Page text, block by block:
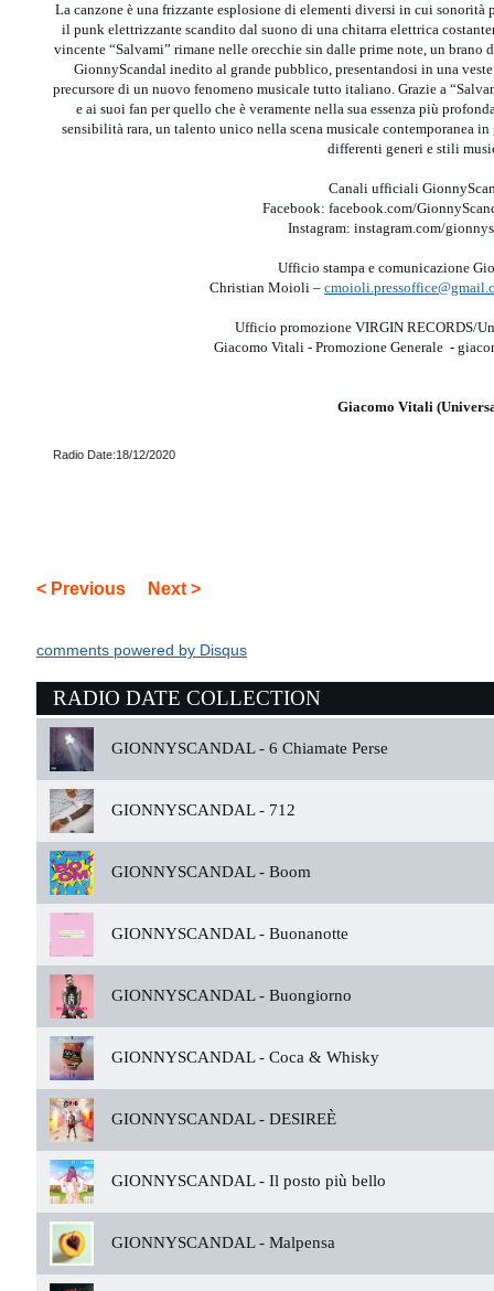
La canzone è una frizzante esplosione di elementi diversi in cui sonorità
il punk elettrizzante scandito dal suono di una chitarra elettrica
vincente “Salvami” rimane nelle orecchie sin dalle prime note, un brano
GionnyScandal inedito al grande pubblico, presentandosi in una
precursore di un nuovo fenomeno musicale tutto italiano. Grazie a
e ai suoi fan per quello che è veramente nella sua essenza più
sensibilità rara, un talento unico nella scena musicale contemporanea
differenti generi e stili
Canali ufficiali
Facebook: facebook.com/
Instagram: instagram.com/
Ufficio stampa e comunicazione
Christian Moioli –
Ufficio promozione VIRGIN RECORDS/
Giacomo Vitali - Promozione Generale -
Giacomo Vitali
Radio Date:18/12/2020
< Previous Next >
comments powered by Disqus
RADIO DATE COLLECTION
GIONNYSCANDAL - 6 Chiamate Perse
GIONNYSCANDAL - 712
GIONNYSCANDAL - Boom
GIONNYSCANDAL - Buonanotte
GIONNYSCANDAL - Buongiorno
GIONNYSCANDAL - Coca & Whisky
GIONNYSCANDAL - DESIREÈ
GIONNYSCANDAL - Il posto più bello
GIONNYSCANDAL - Malpensa